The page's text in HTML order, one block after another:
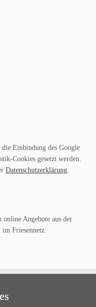
Einbindung des Google
Cookies gesetzt werden.
Datenschutzerklärung.
Angebote aus der
Friesennetz.